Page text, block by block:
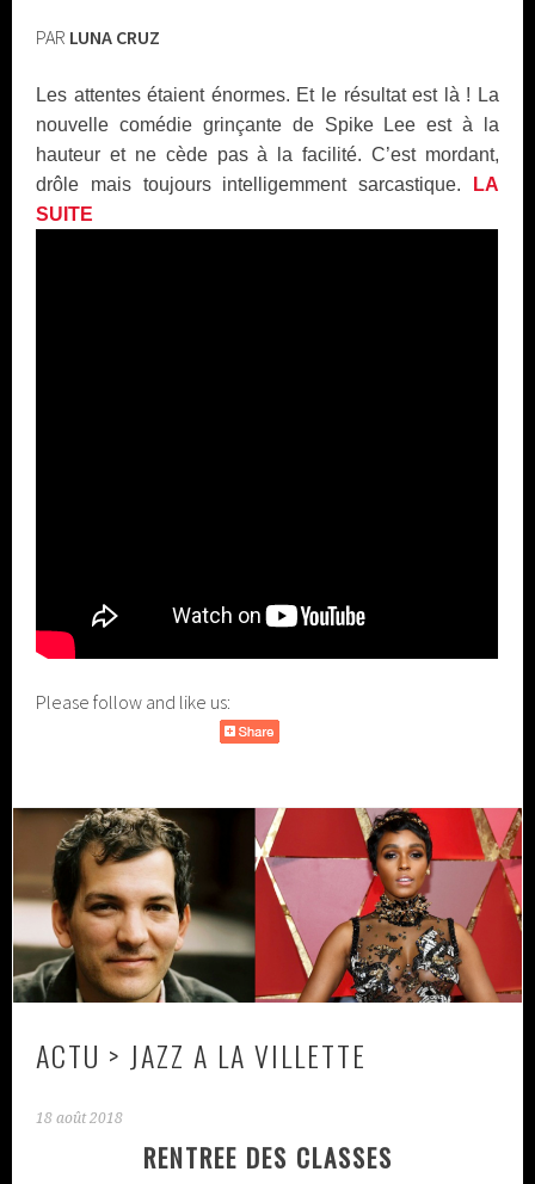
PAR LUNA CRUZ
Les attentes étaient énormes. Et le résultat est là ! La
nouvelle comédie grinçante de Spike Lee est à la
hauteur et ne cède pas à la facilité. C’est mordant,
drôle mais toujours intelligemment sarcastique.
LA
SUITE
Please follow and like us:
ACTU > JAZZ A LA VILLETTE
18 août 2018
RENTREE DES CLASSES